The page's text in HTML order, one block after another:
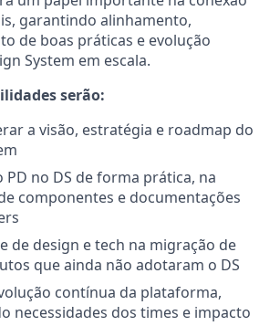
garantindo alinhamento,
de boas práticas e evolução
System em escala.
serão:
a visão, estratégia e roadmap do
PD no DS de forma prática, na
componentes e documentações
de design e tech na migração de
que ainda não adotaram o DS
contínua da plataforma,
necessidades dos times e impacto